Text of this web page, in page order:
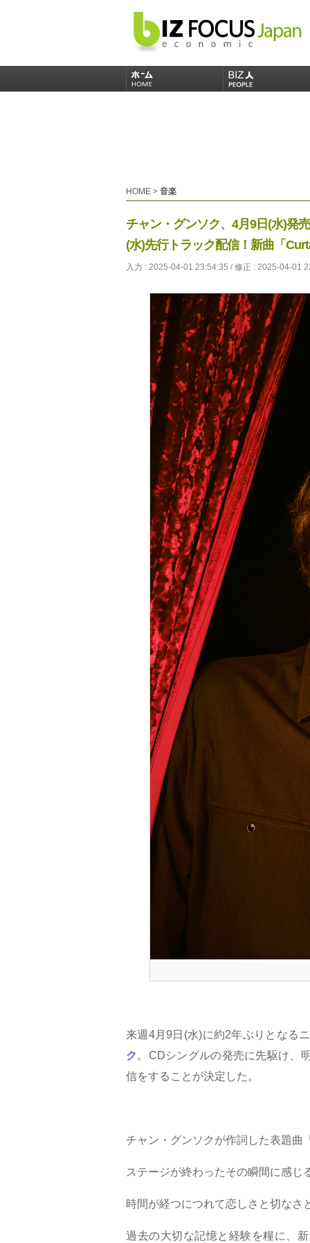
HOME > 音楽
チャン・グンソク、4月9日(水)発
(水)先行トラック配信！新曲「
入力 : 2025-04-01 23:54:35 / 修正 : 2025-04-01
来週4月9日(水)に約2年ぶりとなる
ク 。CDシングルの発売に先駆け、
信をすることが決定した。
チャン・グンソクが作詞した表題曲
ステージが終わったその瞬間に感じ
時間が経つにつれて恋しさと切なさ
過去の大切な記憶と経験を糧に、